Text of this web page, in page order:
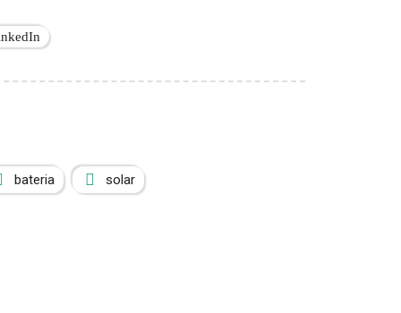
bateria solar